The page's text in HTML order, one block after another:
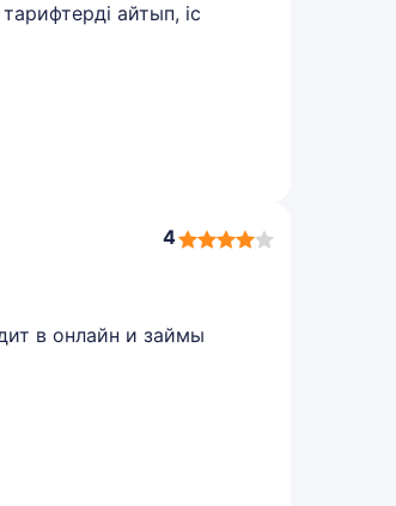
айтып, іс
4
4,0
в онлайн и займы